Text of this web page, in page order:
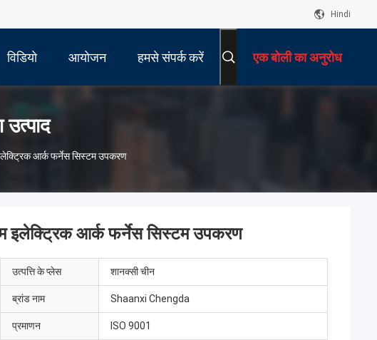
Hindi
विडियो आयोजन हमसे संपर्क करें एक बोली का अनुरोध
आर्क फर्नेस सिस्टम उपकरण
आर्क फर्नेस सिस्टम उपकरण
उत्पत्ति के प्लेस शानक्सी चीन
ब्रांड नाम Shaanxi Chengda
प्रमाणन ISO 9001